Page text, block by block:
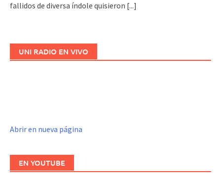
fallidos de diversa índole quisieron [...]
UNI RADIO EN VIVO
Abrir en nueva página
EN YOUTUBE